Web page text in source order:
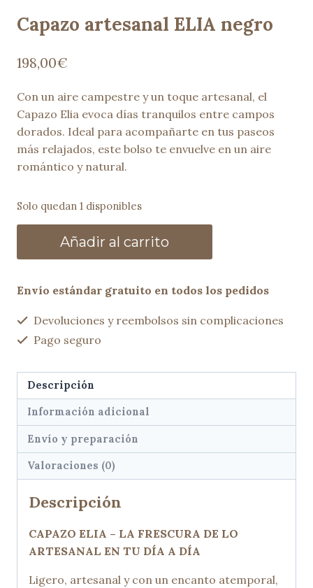
Capazo artesanal ELIA negro
198,00€
Con un aire campestre y un toque artesanal, el
Capazo Elia evoca días tranquilos entre campos
dorados. Ideal para acompañarte en tus paseos
más relajados, este bolso te envuelve en un aire
romántico y natural.
Solo quedan 1 disponibles
artesanal
negro
Añadir al carrito
Envío estándar gratuito en todos los pedidos
Devoluciones y reembolsos sin complicaciones
Pago seguro
Descripción
Información adicional
Envío y preparación
Valoraciones (0)
Descripción
CAPAZO ELIA – LA FRESCURA DE LO
ARTESANAL EN TU DÍA A DÍA
Ligero, artesanal y con un encanto atemporal,